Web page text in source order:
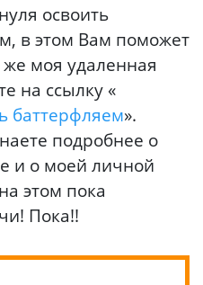
освоить
в этом Вам поможет
моя удаленная
на ссылку «
баттерфляем».
подробнее о
и о моей личной
этом пока
Пока!!